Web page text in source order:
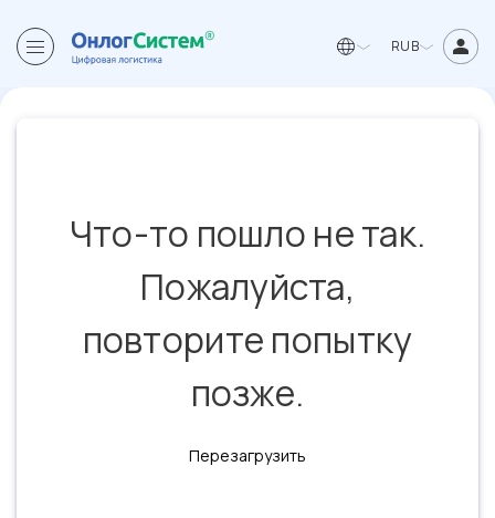
RUB
Что-то пошло не так.
Пожалуйста,
повторите попытку
позже.
Перезагрузить